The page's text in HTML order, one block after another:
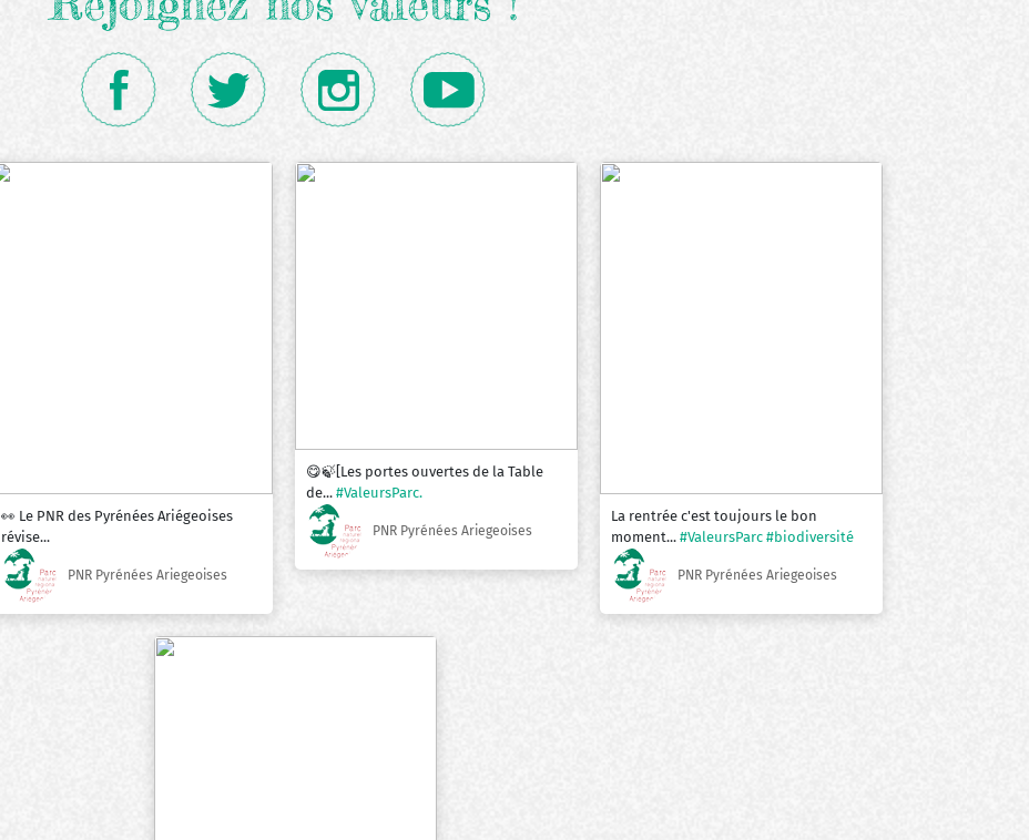
👀 Le PNR des Pyrénées Ariégeoises
révise...
PNR Pyrénées Ariegeoises
😋🍃[Les portes ouvertes de la Table
de... #ValeursParc.
PNR Pyrénées Ariegeoises
La rentrée c'est toujours le bon
moment... #ValeursParc #biodiversité
PNR Pyrénées Ariegeoises